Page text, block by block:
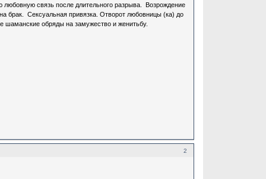
связь после длительного разрыва. Возрождение
брак. Сексуальная привязка. Отворот любовницы (ка) до
обряды на замужество и женитьбу.
2